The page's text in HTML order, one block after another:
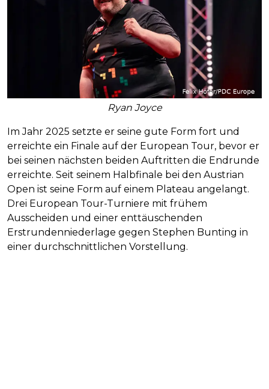
Ryan Joyce
Im Jahr 2025 setzte er seine gute Form fort und
erreichte ein Finale auf der European Tour, bevor er
bei seinen nächsten beiden Auftritten die Endrunde
erreichte. Seit seinem Halbfinale bei den Austrian
Open ist seine Form auf einem Plateau angelangt.
Drei European Tour-Turniere mit frühem
Ausscheiden und einer enttäuschenden
Erstrundenniederlage gegen Stephen Bunting in
einer durchschnittlichen Vorstellung.